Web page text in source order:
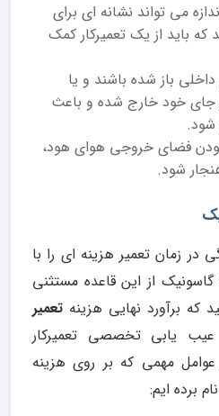
می تواند نشانه ای برای
که باید از یک تعمیرکار کمک
باز شده باشند و یا
جای خود خارج شده و باعث
شود.
فضای خروجی هوای هود،
شود.
در زمان تعمیر هزینه ای را با
از این قاعده مستثنی
که برآورد نهایی هزینه تعمیر
عیب یابی تخصصی تعمیرکار
عوامل مهمی که بر روی هزینه
برده ایم: